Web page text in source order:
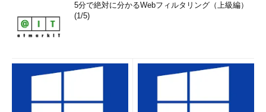
5分で絶対に分かるWebフィルタリング（上級編）
(1/5)